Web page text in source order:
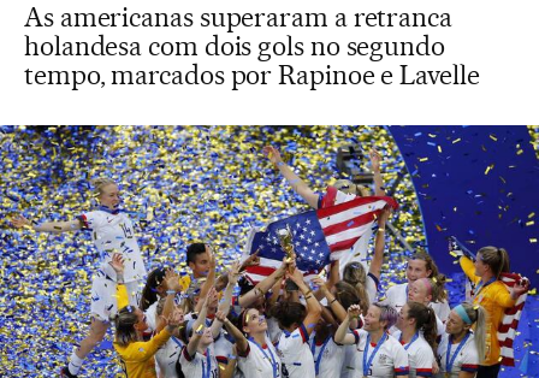
As americanas superaram a retranca
holandesa com dois gols no segundo
tempo, marcados por Rapinoe e Lavelle